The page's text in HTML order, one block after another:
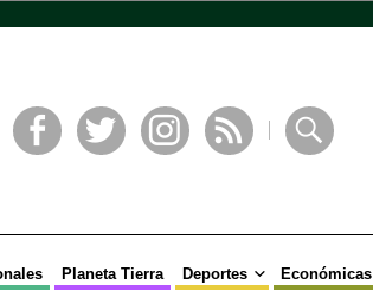
Planeta Tierra Deportes Económicas